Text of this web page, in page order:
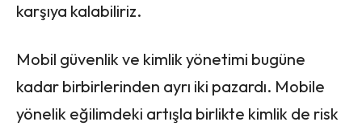
karşıya kalabiliriz.
Mobil güvenlik ve kimlik yönetimi bugüne
kadar birbirlerinden ayrı iki pazardı. Mobile
yönelik eğilimdeki artışla birlikte kimlik de risk